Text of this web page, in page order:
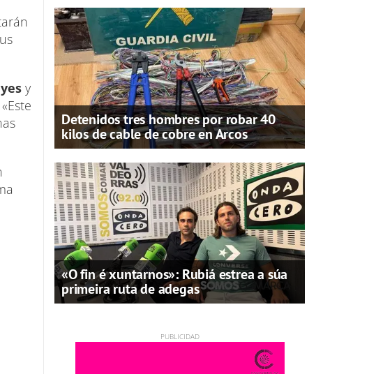
y
Detenidos tres hombres por robar 40
kilos de cable de cobre en Arcos
«O fin é xuntarnos»: Rubiá estrea a súa
primeira ruta de adegas